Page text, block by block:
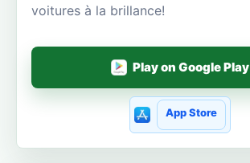
voitures à la brillance!
Play on Google Play
App Store